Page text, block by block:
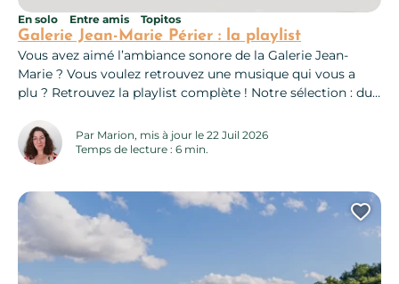
Galerie Jean-Marie Périer : la playlist
En solo Entre amis Topitos
Vous avez aimé l’ambiance sonore de la Galerie Jean-
Marie ? Vous voulez retrouvez une musique qui vous a
plu ? Retrouvez la playlist complète ! Notre sélection : du
interprétées par les artistes photographiés par Jean-Marie
Périer. L’équipe vous a sélectionné un top 10 des titres
intemporels qui vont (re)mettre...
Par Marion, mis à jour le 22 Juil 2026
Temps de lecture : 6 min.